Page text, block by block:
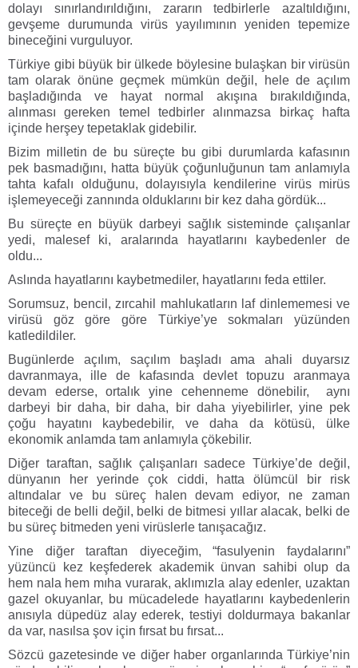
dolayı sınırlandırıldığını, zararın tedbirlerle azaltıldığını,
gevşeme durumunda virüs yayılımının yeniden tepemize
bineceğini vurguluyor.
Türkiye gibi büyük bir ülkede böylesine bulaşkan bir virüsün
tam olarak önüne geçmek mümkün değil, hele de açılım
başladığında ve hayat normal akışına bırakıldığında,
alınması gereken temel tedbirler alınmazsa birkaç hafta
içinde herşey tepetaklak gidebilir.
Bizim milletin de bu süreçte bu gibi durumlarda kafasının
pek basmadığını, hatta büyük çoğunluğunun tam anlamıyla
tahta kafalı olduğunu, dolayısıyla kendilerine virüs mirüs
işlemeyeceği zannında olduklarını bir kez daha gördük...
Bu süreçte en büyük darbeyi sağlık sisteminde çalışanlar
yedi, malesef ki, aralarında hayatlarını kaybedenler de
oldu...
Aslında hayatlarını kaybetmediler, hayatlarını feda ettiler.
Sorumsuz, bencil, zırcahil mahlukatların laf dinlememesi ve
virüsü göz göre göre Türkiye’ye sokmaları yüzünden
katledildiler.
Bugünlerde açılım, saçılım başladı ama ahali duyarsız
davranmaya, ille de kafasında devlet topuzu aranmaya
devam ederse, ortalık yine cehenneme dönebilir, aynı
darbeyi bir daha, bir daha, bir daha yiyebilirler, yine pek
çoğu hayatını kaybedebilir, ve daha da kötüsü, ülke
ekonomik anlamda tam anlamıyla çökebilir.
Diğer taraftan, sağlık çalışanları sadece Türkiye’de değil,
dünyanın her yerinde çok ciddi, hatta ölümcül bir risk
altındalar ve bu süreç halen devam ediyor, ne zaman
biteceği de belli değil, belki de bitmesi yıllar alacak, belki de
bu süreç bitmeden yeni virüslerle tanışacağız.
Yine diğer taraftan diyeceğim, “fasulyenin faydalarını”
yüzüncü kez keşfederek akademik ünvan sahibi olup da
hem nala hem mıha vurarak, aklımızla alay edenler, uzaktan
gazel okuyanlar, bu mücadelede hayatlarını kaybedenlerin
anısıyla düpedüz alay ederek, testiyi doldurmaya bakanlar
da var, nasılsa şov için fırsat bu fırsat...
Sözcü gazetesinde ve diğer haber organlarında Türkiye’nin